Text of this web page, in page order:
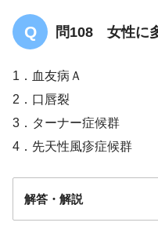
問108 女性に
1．血友病Ａ
2．口唇裂
3．ターナー症候群
4．先天性風疹症候群
解答・解説